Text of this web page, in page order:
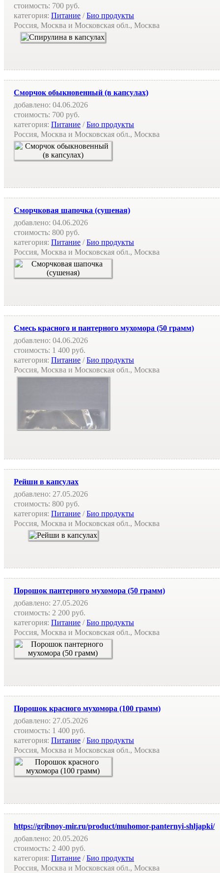
стоимость: 700 руб.
категория: Питание /Био продукты
Россия, Москва и Московская обл., Москва
Сморчок обыкновенный (в капсулах)
добавлено: 04.06.2026
стоимость: 700 руб.
категория: Питание /Био продукты
Россия, Москва и Московская обл., Москва
Сморчковая шапочка (сушеная)
добавлено: 04.06.2026
стоимость: 800 руб.
категория: Питание /Био продукты
Россия, Москва и Московская обл., Москва
Смесь красного и пантерного мухомора (50 грамм)
добавлено: 04.06.2026
стоимость: 1 400 руб.
категория: Питание /Био продукты
Россия, Москва и Московская обл., Москва
Рейши в капсулах
добавлено: 27.05.2026
стоимость: 800 руб.
категория: Питание /Био продукты
Россия, Москва и Московская обл., Москва
Порошок пантерного мухомора (50 грамм)
добавлено: 27.05.2026
стоимость: 2 200 руб.
категория: Питание /Био продукты
Россия, Москва и Московская обл., Москва
Порошок красного мухомора (100 грамм)
добавлено: 27.05.2026
стоимость: 1 400 руб.
категория: Питание /Био продукты
Россия, Москва и Московская обл., Москва
https://gribnoy-mir.ru/product/muhomor-panternyi-shljapki/
добавлено: 20.05.2026
стоимость: 2 400 руб.
категория: Питание /Био продукты
Россия, Москва и Московская обл., Москва